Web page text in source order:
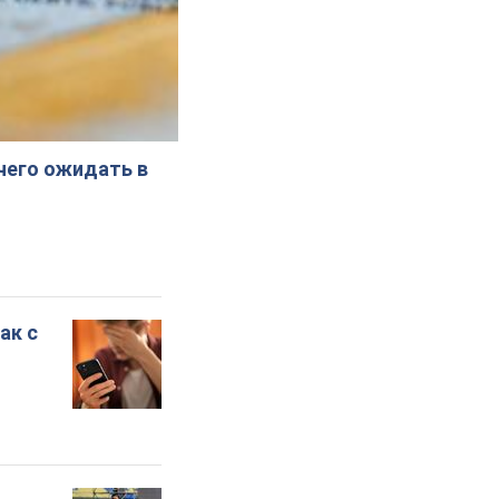
ожидать в
с